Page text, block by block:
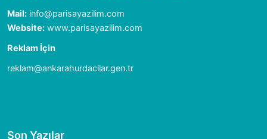
Mail: info@parisayazilim.com
Website: www.parisayazilim.com
Reklam İçin
reklam@ankarahurdacilar.gen.tr
Son Yazılar